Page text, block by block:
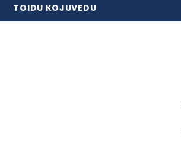
MAITSEV KÕHUTÄIS IGA PÄEV!
TOIDU KOJUVEDU